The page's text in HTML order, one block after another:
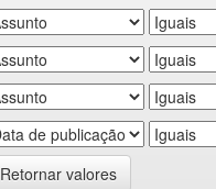
Retornar valores